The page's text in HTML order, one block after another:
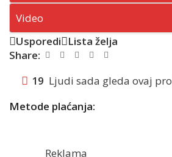
Video
Usporedi
Lista želja
Share:
19 Ljudi sada gleda ovaj
Metode plaćanja:
Reklama